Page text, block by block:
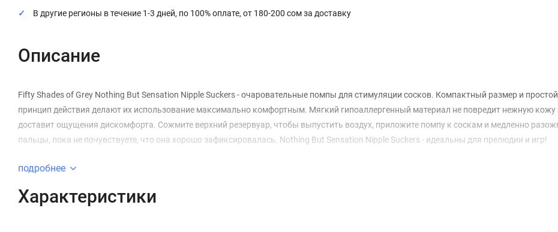
В другие регионы в течение 1-3 дней, по 100% оплате, от 180-200 сом за доставку
Описание
Fifty Shades of Grey Nothing But Sensation Nipple Suckers - очаровательные помпы для стимуляции сосков. Компактный размер и простой
принцип действия делают их использование максимально комфортным. Мягкий гипоаллергенный материал не повредит нежную кожу
доставит ощущения дискомфорта. Сожмите верхний резервуар, чтобы выпустить воздух, приложите помпу к соскам и медленно
пальцы, пока не почувствуете, что она хорошо зафиксировалась. Nothing But Sensation Nipple Suckers - идеальны для прелюдии и игр!
подробнее
Характеристики